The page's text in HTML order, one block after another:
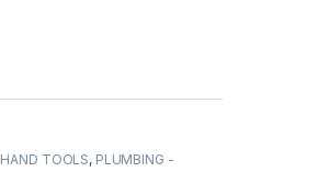
HAND TOOLS, PLUMBING -